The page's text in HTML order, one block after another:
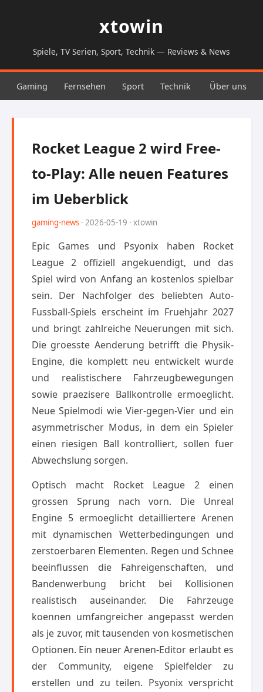
xtowin
Spiele, TV Serien, Sport, Technik — Reviews & News
Gaming Fernsehen Sport Technik Über uns
Rocket League 2 wird Free-
to-Play: Alle neuen Features
im Ueberblick
gaming-news · 2026-05-19 · xtowin
Epic Games und Psyonix haben Rocket
League 2 offiziell angekuendigt, und das
Spiel wird von Anfang an kostenlos spielbar
sein. Der Nachfolger des beliebten Auto-
Fussball-Spiels erscheint im Fruehjahr 2027
und bringt zahlreiche Neuerungen mit sich.
Die groesste Aenderung betrifft die Physik-
Engine, die komplett neu entwickelt wurde
und realistischere Fahrzeugbewegungen
sowie praezisere Ballkontrolle ermoeglicht.
Neue Spielmodi wie Vier-gegen-Vier und ein
asymmetrischer Modus, in dem ein Spieler
einen riesigen Ball kontrolliert, sollen fuer
Abwechslung sorgen.
Optisch macht Rocket League 2 einen
grossen Sprung nach vorn. Die Unreal
Engine 5 ermoeglicht detailliertere Arenen
mit dynamischen Wetterbedingungen und
zerstoerbaren Elementen. Regen und Schnee
beeinflussen die Fahreigenschaften, und
Bandenwerbung bricht bei Kollisionen
realistisch auseinander. Die Fahrzeuge
koennen umfangreicher angepasst werden
als je zuvor, mit tausenden von kosmetischen
Optionen. Ein neuer Arenen-Editor erlaubt es
der Community, eigene Spielfelder zu
erstellen und zu teilen. Psyonix verspricht